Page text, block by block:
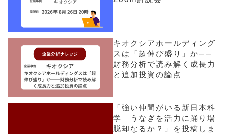
キオクシアホールディング
スは「超伸び盛り」か――
財務分析で読み解く成長力
と追加投資の論点
「強い仲間がいる新日本科
学 うなぎを活力に踊り場
脱却なるか？」を投稿しま